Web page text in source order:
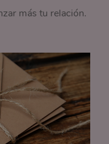
más tu relación.